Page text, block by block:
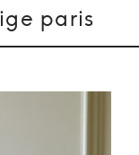
paris